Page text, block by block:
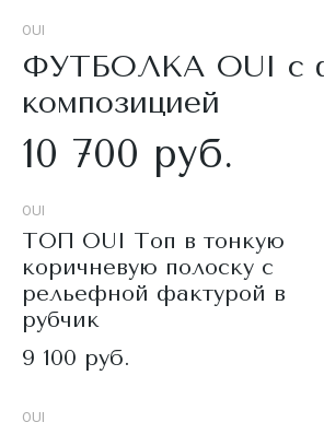
OUI
ФУТБОЛКА OUI с
композицией
10 700 руб.
OUI
ТОП OUI Топ в тонкую
коричневую полоску с
рельефной фактурой в
рубчик
9 100 руб.
OUI